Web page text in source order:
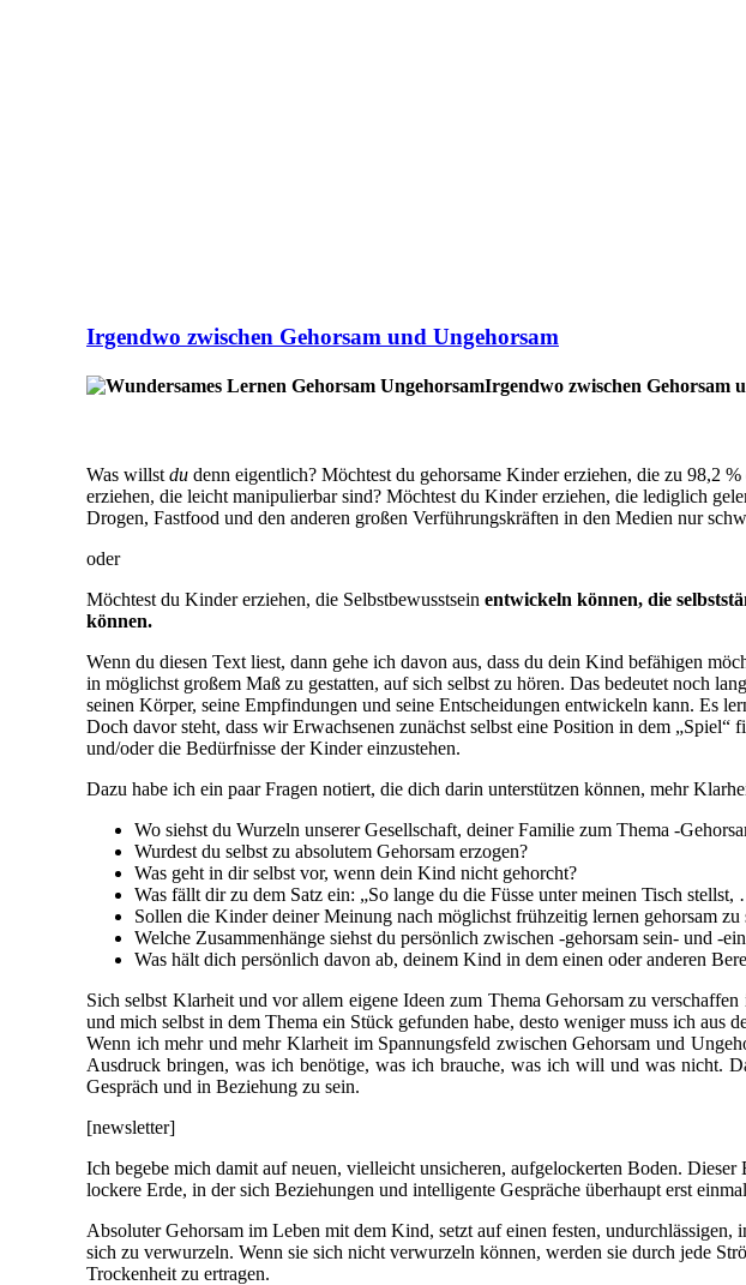
Irgendwo zwischen Gehorsam und Ungehorsam
Irgendwo zwischen Gehorsam
Was willst du denn eigentlich? Möchtest du gehorsame Kinder erziehen, die zu 98,2
erziehen, die leicht manipulierbar sind? Möchtest du Kinder erziehen, die lediglich
Drogen, Fastfood und den anderen großen Verführungskräften in den Medien nur
oder
Möchtest du Kinder erziehen, die Selbstbewusstsein entwickeln können, die
können.
Wenn du diesen Text liest, dann gehe ich davon aus, dass du dein Kind befähigen
in möglichst großem Maß zu gestatten, auf sich selbst zu hören. Das bedeutet noch
seinen Körper, seine Empfindungen und seine Entscheidungen entwickeln kann. Es
Doch davor steht, dass wir Erwachsenen zunächst selbst eine Position in dem
und/oder die Bedürfnisse der Kinder einzustehen.
Dazu habe ich ein paar Fragen notiert, die dich darin unterstützen können, mehr
Wo siehst du Wurzeln unserer Gesellschaft, deiner Familie zum Thema -
Wurdest du selbst zu absolutem Gehorsam erzogen?
Was geht in dir selbst vor, wenn dein Kind nicht gehorcht?
Was fällt dir zu dem Satz ein: „So lange du die Füsse unter meinen Tisch
Sollen die Kinder deiner Meinung nach möglichst frühzeitig lernen gehorsam zu
Welche Zusammenhänge siehst du persönlich zwischen -gehorsam sein- und -
Was hält dich persönlich davon ab, deinem Kind in dem einen oder anderen
Sich selbst Klarheit und vor allem eigene Ideen zum Thema Gehorsam zu
und mich selbst in dem Thema ein Stück gefunden habe, desto weniger muss ich aus
Wenn ich mehr und mehr Klarheit im Spannungsfeld zwischen Gehorsam und
Ausdruck bringen, was ich benötige, was ich brauche, was ich will und was nicht.
Gespräch und in Beziehung zu sein.
[newsletter]
Ich begebe mich damit auf neuen, vielleicht unsicheren, aufgelockerten Boden.
lockere Erde, in der sich Beziehungen und intelligente Gespräche überhaupt erst
Absoluter Gehorsam im Leben mit dem Kind, setzt auf einen festen,
sich zu verwurzeln. Wenn sie sich nicht verwurzeln können, werden sie durch jede
Trockenheit zu ertragen.